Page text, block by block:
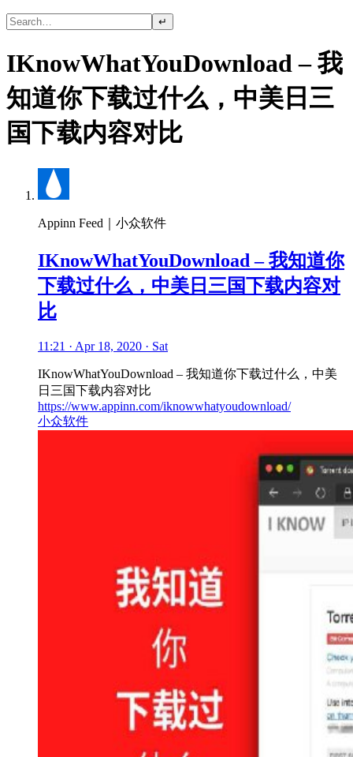
↵
IKnowWhatYouDownload – 我
知道你下载过什么，中美日三
国下载内容对比
Appinn Feed｜小众软件
IKnowWhatYouDownload – 我知道你
下载过什么，中美日三国下载内容对
比
11:21 · Apr 18, 2020 · Sat
IKnowWhatYouDownload – 我知道你下载过什么，中美
日三国下载内容对比
https://www.appinn.com/iknowwhatyoudownload/
小众软件